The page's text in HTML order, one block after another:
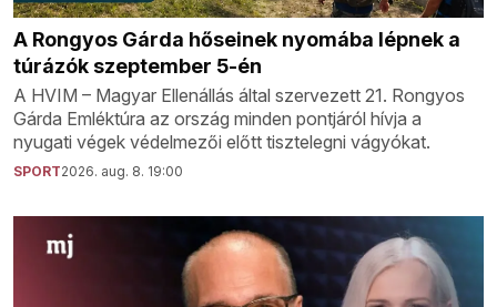
A Rongyos Gárda hőseinek nyomába lépnek a
túrázók szeptember 5-én
A HVIM – Magyar Ellenállás által szervezett 21. Rongyos
Gárda Emléktúra az ország minden pontjáról hívja a
nyugati végek védelmezői előtt tisztelegni vágyókat.
SPORT2026. aug. 8. 19:00